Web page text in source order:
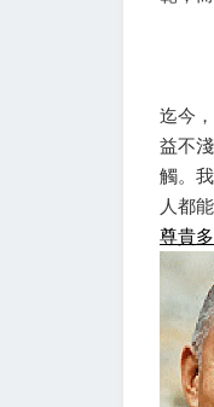
迄今
益不
觸。
人都
尊貴